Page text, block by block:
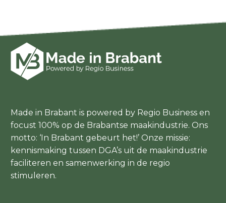
Made in Brabant is powered by Regio Business en
focust 100% op de Brabantse maakindustrie. Ons
motto: ‘In Brabant gebeurt het!’ Onze missie:
kennismaking tussen DGA’s uit de maakindustrie
faciliteren en samenwerking in de regio
stimuleren.